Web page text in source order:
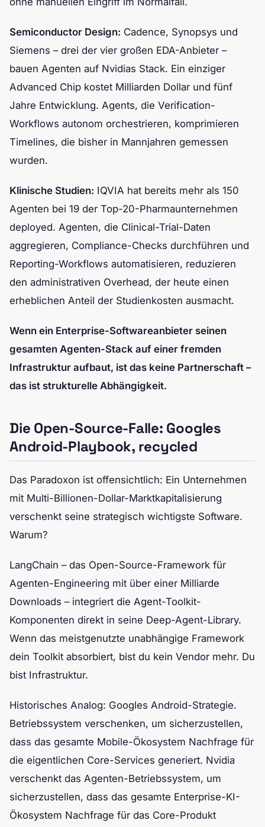
Semiconductor Design: Cadence, Synopsys und
Siemens – drei der vier großen EDA-Anbieter –
bauen Agenten auf Nvidias Stack. Ein einziger
Advanced Chip kostet Milliarden Dollar und fünf
Jahre Entwicklung. Agents, die Verification-
Workflows autonom orchestrieren, komprimieren
Timelines, die bisher in Mannjahren gemessen
wurden.
Klinische Studien: IQVIA hat bereits mehr als 150
Agenten bei 19 der Top-20-Pharmaunternehmen
deployed. Agenten, die Clinical-Trial-Daten
aggregieren, Compliance-Checks durchführen und
Reporting-Workflows automatisieren, reduzieren
den administrativen Overhead, der heute einen
erheblichen Anteil der Studienkosten ausmacht.
Wenn ein Enterprise-Softwareanbieter seinen
gesamten Agenten-Stack auf einer fremden
Infrastruktur aufbaut, ist das keine Partnerschaft –
das ist strukturelle Abhängigkeit.
Die Open-Source-Falle: Googles
Android-Playbook, recycled
Das Paradoxon ist offensichtlich: Ein Unternehmen
mit Multi-Billionen-Dollar-Marktkapitalisierung
verschenkt seine strategisch wichtigste Software.
Warum?
LangChain – das Open-Source-Framework für
Agenten-Engineering mit über einer Milliarde
Downloads – integriert die Agent-Toolkit-
Komponenten direkt in seine Deep-Agent-Library.
Wenn das meistgenutzte unabhängige Framework
dein Toolkit absorbiert, bist du kein Vendor mehr. Du
bist Infrastruktur.
Historisches Analog: Googles Android-Strategie.
Betriebssystem verschenken, um sicherzustellen,
dass das gesamte Mobile-Ökosystem Nachfrage für
die eigentlichen Core-Services generiert. Nvidia
verschenkt das Agenten-Betriebssystem, um
sicherzustellen, dass das gesamte Enterprise-KI-
Ökosystem Nachfrage für das Core-Produkt